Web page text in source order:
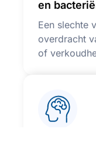
Een slechte
overdracht
of